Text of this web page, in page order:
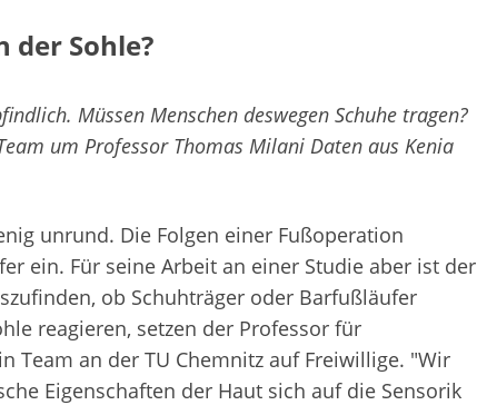
der Sohle?
Müssen Menschen deswegen Schuhe tragen?
um Professor Thomas Milani Daten aus Kenia
unrund. Die Folgen einer Fußoperation
ein. Für seine Arbeit an einer Studie aber ist der
ob Schuhträger oder Barfußläufer
reagieren, setzen der Professor für
Team an der TU Chemnitz auf Freiwillige. "Wir
Eigenschaften der Haut sich auf die Sensorik